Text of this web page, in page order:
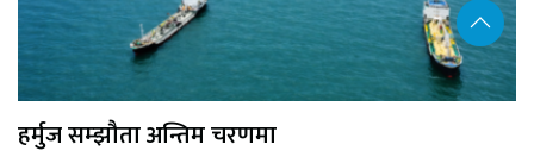
हर्मुज सम्झौता अन्तिम चरणमा